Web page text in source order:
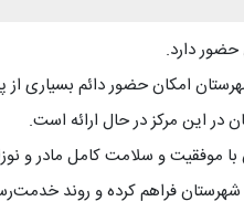
دارد.
امکان حضور دائم بسیاری
در این مرکز در حال ارائه است.
شهرستان فراهم کرده و روند